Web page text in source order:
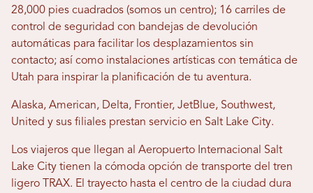
28,000 pies cuadrados (somos un centro); 16 carriles de
control de seguridad con bandejas de devolución
automáticas para facilitar los desplazamientos sin
contacto; así como instalaciones artísticas con temática de
Utah para inspirar la planificación de tu aventura.
Alaska, American, Delta, Frontier, JetBlue, Southwest,
United y sus filiales prestan servicio en Salt Lake City.
Los viajeros que llegan al Aeropuerto Internacional Salt
Lake City tienen la cómoda opción de transporte del tren
ligero TRAX. El trayecto hasta el centro de la ciudad dura